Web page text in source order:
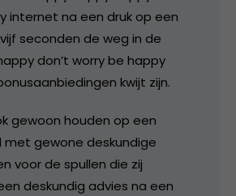
internet na een druk op een
seconden de weg in de
don’t worry be happy
kwijt zijn.
gewoon houden op een
met gewone deskundige
voor de spullen die zij
deskundig advies na een